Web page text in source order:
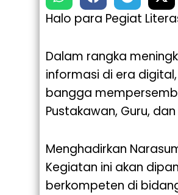
Halo para Pegiat
Dalam rangka
informasi di era
bangga
Pustakawan, Guru,
Menghadirkan
Kegiatan ini akan
berkompeten di